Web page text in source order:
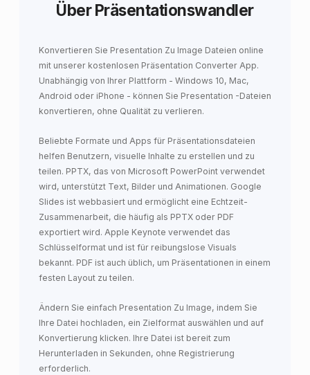
Über Präsentationswandler
Konvertieren Sie Presentation Zu Image Dateien online
mit unserer kostenlosen Präsentation Converter App.
Unabhängig von Ihrer Plattform - Windows 10, Mac,
Android oder iPhone - können Sie Presentation -Dateien
konvertieren, ohne Qualität zu verlieren.
Beliebte Formate und Apps für Präsentationsdateien
helfen Benutzern, visuelle Inhalte zu erstellen und zu
teilen. PPTX, das von Microsoft PowerPoint verwendet
wird, unterstützt Text, Bilder und Animationen. Google
Slides ist webbasiert und ermöglicht eine Echtzeit-
Zusammenarbeit, die häufig als PPTX oder PDF
exportiert wird. Apple Keynote verwendet das
Schlüsselformat und ist für reibungslose Visuals
bekannt. PDF ist auch üblich, um Präsentationen in einem
festen Layout zu teilen.
Ändern Sie einfach Presentation Zu Image, indem Sie
Ihre Datei hochladen, ein Zielformat auswählen und auf
Konvertierung klicken. Ihre Datei ist bereit zum
Herunterladen in Sekunden, ohne Registrierung
erforderlich.